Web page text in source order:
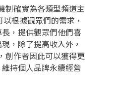
制確實為各類型頻道主
根據觀眾們的需求，
，提供觀眾們他們喜
，除了提高收入外，
創作者因此可以獲得更
持個人品牌永續經營